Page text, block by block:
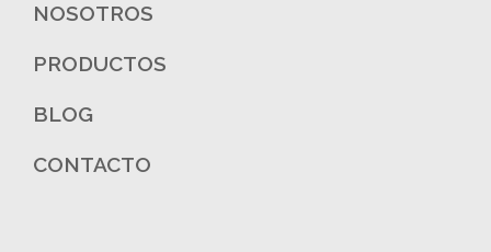
NOSOTROS
PRODUCTOS
BLOG
CONTACTO